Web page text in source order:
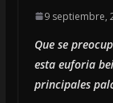
9 septiembre,
Que se
esta euforia
principales